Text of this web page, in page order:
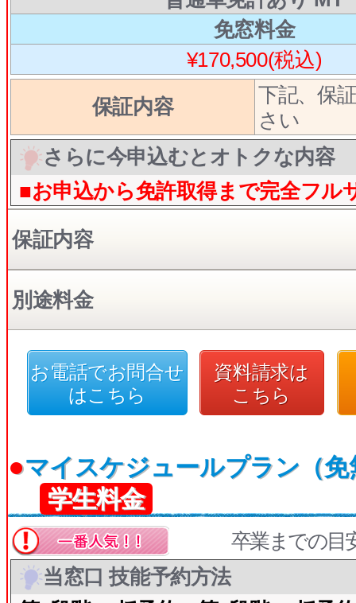
免窓料金
¥170,500(税込)
保証内容
下記、保
さい
さらに今申込むとオトクな内容
■お申込から免許取得まで完全フル
保証内容
別途料金
お電話でお問合せ
はこちら
資料請求は
こちら
●マイスケジュールプラン（免
学生料金
卒業までの目
当窓口 技能予約方法